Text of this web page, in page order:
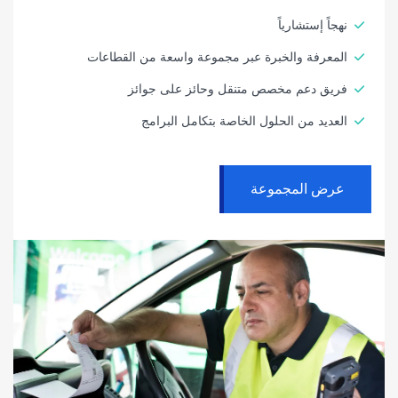
نهجاً إستشارياً
المعرفة والخبرة عبر مجموعة واسعة من القطاعات
فريق دعم مخصص متنقل وحائز على جوائز
العديد من الحلول الخاصة بتكامل البرامج
‫عرض المجموعة‬‬